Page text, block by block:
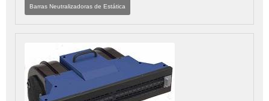
Barras Neutralizadoras de Estática